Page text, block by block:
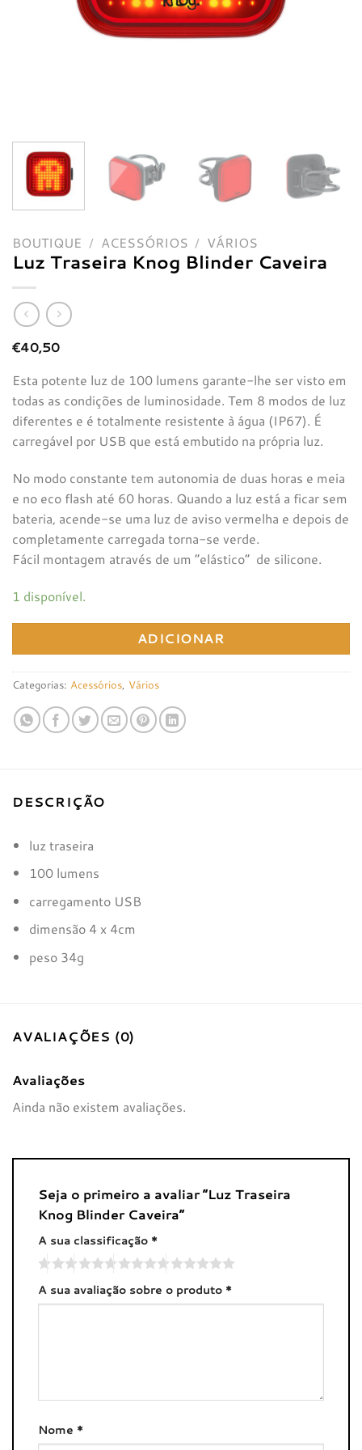
BOUTIQUE / ACESSÓRIOS / VÁRIOS
Luz Traseira Knog Blinder Caveira
€40,50
Esta potente luz de 100 lumens garante-lhe ser visto em
todas as condições de luminosidade. Tem 8 modos de luz
diferentes e é totalmente resistente à água (IP67). É
carregável por USB que está embutido na própria luz.
No modo constante tem autonomia de duas horas e meia
e no eco flash até 60 horas. Quando a luz está a ficar sem
bateria, acende-se uma luz de aviso vermelha e depois de
completamente carregada torna-se verde.
Fácil montagem através de um “elástico” de silicone.
1 disponível.
ADICIONAR
Categorias: Acessórios Vários
DESCRIÇÃO
luz traseira
100 lumens
carregamento USB
dimensão 4 x 4cm
peso 34g
AVALIAÇÕES (0)
Avaliações
Ainda não existem avaliações.
Seja o primeiro a avaliar “Luz Traseira
Knog Blinder Caveira”
A sua classificação *
A sua avaliação sobre o produto *
Nome *